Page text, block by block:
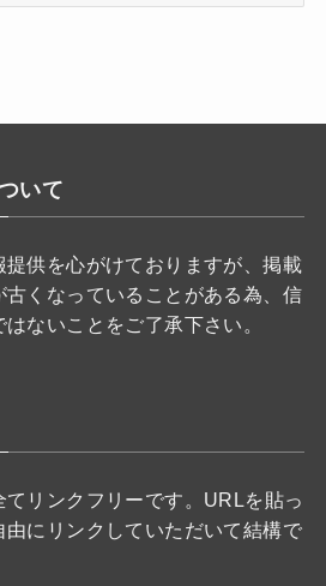
いて
供を心がけておりますが、掲載
くなっていることがある為、信
ないことをご了承下さい。
リンクフリーです。URLを貼っ
にリンクしていただいて結構で